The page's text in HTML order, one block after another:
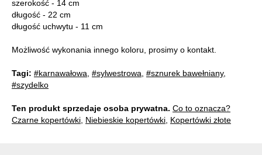
szerokość - 14 cm
długość - 22 cm
długość uchwytu - 11 cm
Możliwość wykonania innego koloru, prosimy o kontakt.
Tagi: #karnawałowa #sylwestrowa #sznurek bawełniany,
#szydelko
Ten produkt sprzedaje osoba prywatna. Co to oznacza?
Czarne kopertówki Niebieskie kopertówki Kopertówki złote